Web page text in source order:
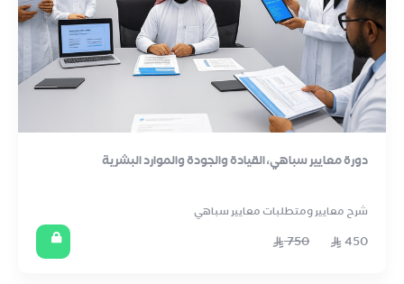
دورة معايير سباهي، القيادة والجودة والموارد البشرية
شرح معايير ومتطلبات معايير سباهي
450
750